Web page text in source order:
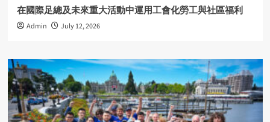
在國際足總及未來重大活動中運用工會化勞工與社區福利
Admin July 12, 2026